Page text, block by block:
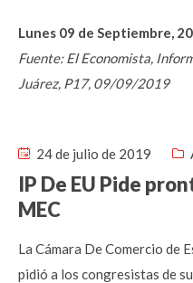
Lunes 09 de Septiembre,
Fuente: El Economista,
Juárez, P17, 09/09/2019
24 de julio de 2019
IP De EU Pide
MEC
La Cámara De Comercio de
pidió a los congresistas de